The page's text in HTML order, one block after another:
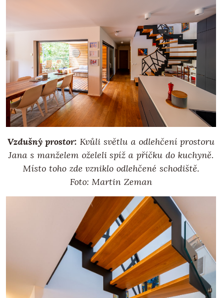
Vzdušný prostor: Kvůli světlu a odlehčení prostoru
Jana s manželem oželeli spíž a příčku do kuchyně.
Místo toho zde vzniklo odlehčené schodiště.
Foto: Martin Zeman